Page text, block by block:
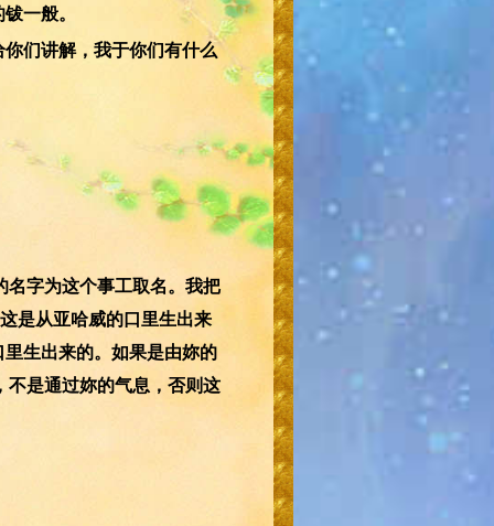
一般。
们讲解，我于你们有什么
字为这个事工取名。我把
是从亚哈威的口里生出来
生出来的。如果是由妳的
是通过妳的气息，否则这